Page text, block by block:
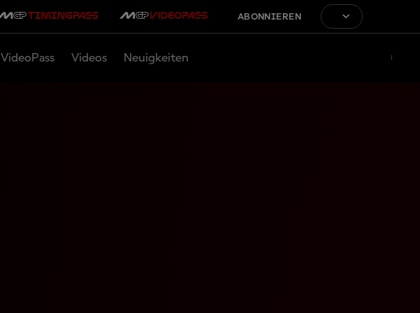
ABONNIEREN
VideoPass Videos Neuigkeiten